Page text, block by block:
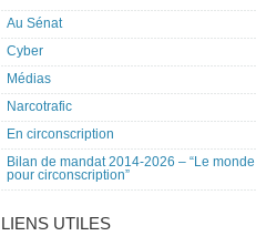
Au Sénat
Cyber
Médias
Narcotrafic
En circonscription
Bilan de mandat 2014-2026 – “Le monde
pour circonscription”
LIENS UTILES